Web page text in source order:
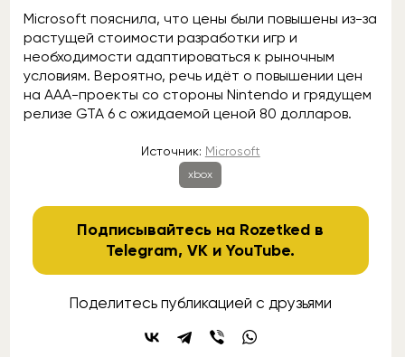
Microsoft пояснила, что цены были повышены из-за
растущей стоимости разработки игр и
необходимости адаптироваться к рыночным
условиям. Вероятно, речь идёт о повышении цен
на ААА-проекты со стороны Nintendo и грядущем
релизе GTA 6 с ожидаемой ценой 80 долларов.
Источник: Microsoft
xbox
Подписывайтесь на Rozetked в
Telegram,VK иYouTube.
Поделитесь публикацией с друзьями